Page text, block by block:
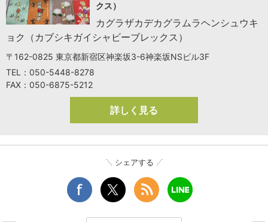
クス）
カグラザカデカグラムラヘンシュウキ
ョク（カブシキガイシャビーブレックス）
〒162-0825 東京都新宿区神楽坂3-6神楽坂NSビル3F
TEL：050-5448-8278
FAX：050-6875-5212
詳しく見る
シェアする